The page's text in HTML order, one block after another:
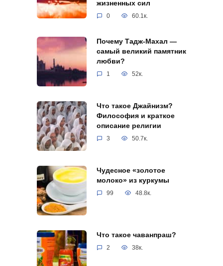
жизненных сил
0 60.1к.
Почему Тадж-Махал —
самый великий памятник
любви?
1 52к.
Что такое Джайнизм?
Философия и краткое
описание религии
3 50.7к.
Чудесное «золотое
молоко» из куркумы
99 48.8к.
Что такое чаванпраш?
2 38к.